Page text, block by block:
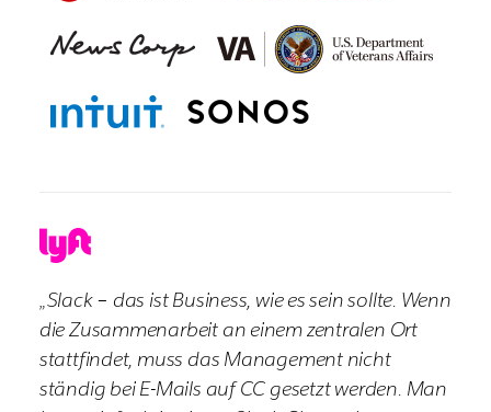
„Slack – das ist Business, wie es sein sollte. Wenn
die Zusammenarbeit an einem zentralen Ort
stattfindet, muss das Management nicht
ständig bei E-Mails auf CC gesetzt werden. Man